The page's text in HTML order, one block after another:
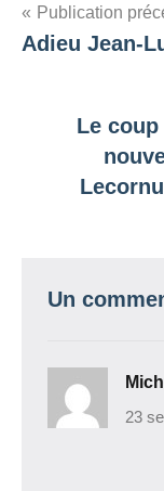
de
Publication
Adieu Jean-
Le
Un
23